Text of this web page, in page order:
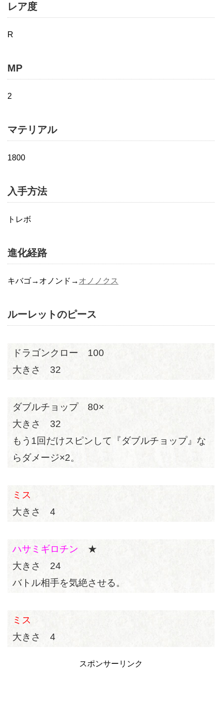
レア度
R
MP
2
マテリアル
1800
入手方法
トレボ
進化経路
キバゴ→オノンド→ オノノクス
ルーレットのピース
ドラゴンクロー 100
大きさ 32
ダブルチョップ 80×
大きさ 32
もう1回だけスピンして『ダブルチョップ』な
らダメージ×2。
ミス
大きさ 4
ハサミギロチン ★
大きさ 24
バトル相手を気絶させる。
ミス
大きさ 4
スポンサーリンク